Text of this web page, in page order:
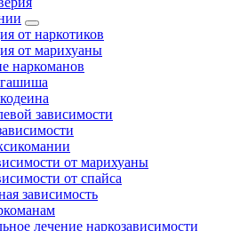
от наркотиков
от марихуаны
наркоманов
зависимости
от марихуаны
от спайса
зависимость
лечение наркозависимости